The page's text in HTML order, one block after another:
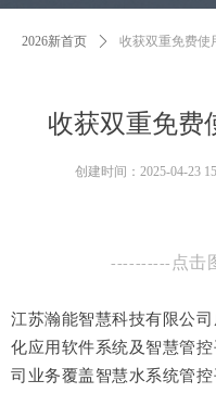
收获双重免费
---------- 点击
江苏瀚能智慧科技有限公
化应用软件系统及智慧管
司业务覆盖智慧水系统管
2026新首页 ꄲ 收获双重免费使
创建时间： 2025-04-23